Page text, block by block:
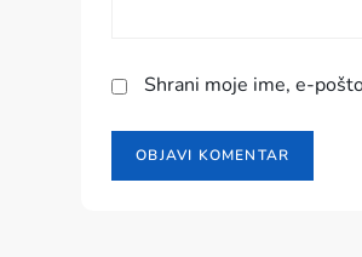
a
Shrani moje ime, e-